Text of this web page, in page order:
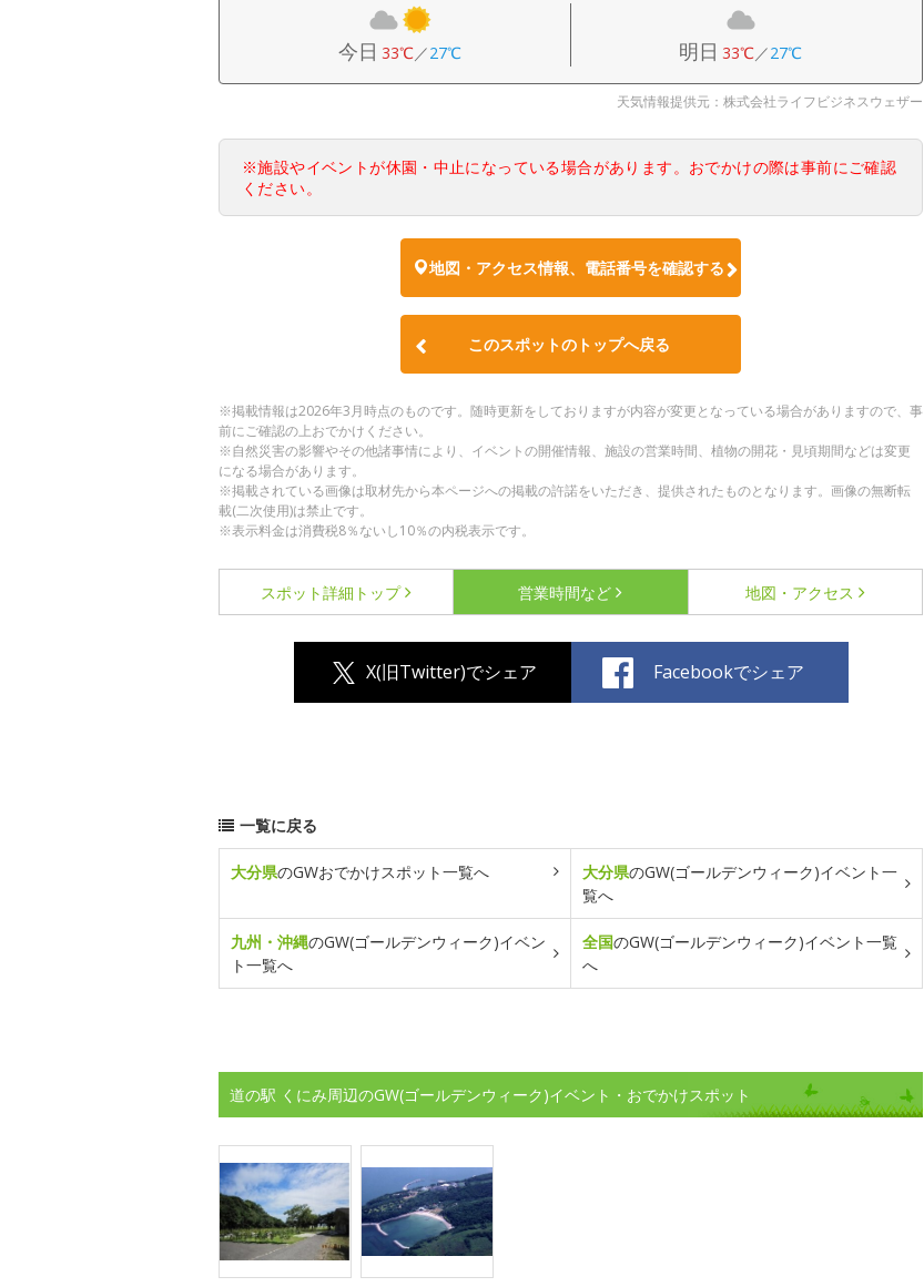
今日 33℃／27℃ 明日 33℃／27℃
天気情報提供元：株式会社ライフビジネスウェザー
※施設やイベントが休園・中止になっている場合があります。おでかけの際は事前にご確認
ください。
地図・アクセス情報、電話番号を確認する
このスポットのトップへ戻る
※掲載情報は2026年3月時点のものです。随時更新をしておりますが内容が変更となっている場合がありますので、事
前にご確認の上おでかけください。
※自然災害の影響やその他諸事情により、イベントの開催情報、施設の営業時間、植物の開花・見頃期間などは変更
になる場合があります。
※掲載されている画像は取材先から本ページへの掲載の許諾をいただき、提供されたものとなります。画像の無断転
載(二次使用)は禁止です。
※表示料金は消費税8％ないし10％の内税表示です。
スポット詳細 トップ 営業時間など 地図・アクセス
X(旧Twitter)でシェア Facebookでシェア
一覧に戻る
大分県のGWおでかけスポット一覧へ 大分県のGW(ゴールデンウィーク)イベント一
覧へ
九州・沖縄のGW(ゴールデンウィーク)イベン
ト一覧へ
全国のGW(ゴールデンウィーク)イベント一覧
へ
道の駅 くにみ周辺のGW(ゴールデンウィーク)イベント・おでかけスポット